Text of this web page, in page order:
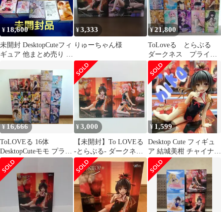
¥ 18,600
未開封 DesktopCuteフィ
ギュア 他まとめ売り 14
¥3,333
りゅーちゃん様
¥21,800
ToLoveる とらぶる
ダークネス プライズ
フィギュアまとめ売
り 14
¥16,666
ToLOVEる 16体
DesktopCuteモモ プライ
ズフィギュアまとめ売
り
¥3,000
【未開封】To LOVEる
-とらぶる- ダークネス
Desktop Cute フィギュ
ア ナナ 結城美柑 チャ
イナドレスver. 2体セッ
ト まとめ売り タイトー
TAITO デスクトップキ
ュート プライズ アニメ
¥ 1,599
Desktop Cute フィギュ
ア 結城美柑 チャイナド
レスver.